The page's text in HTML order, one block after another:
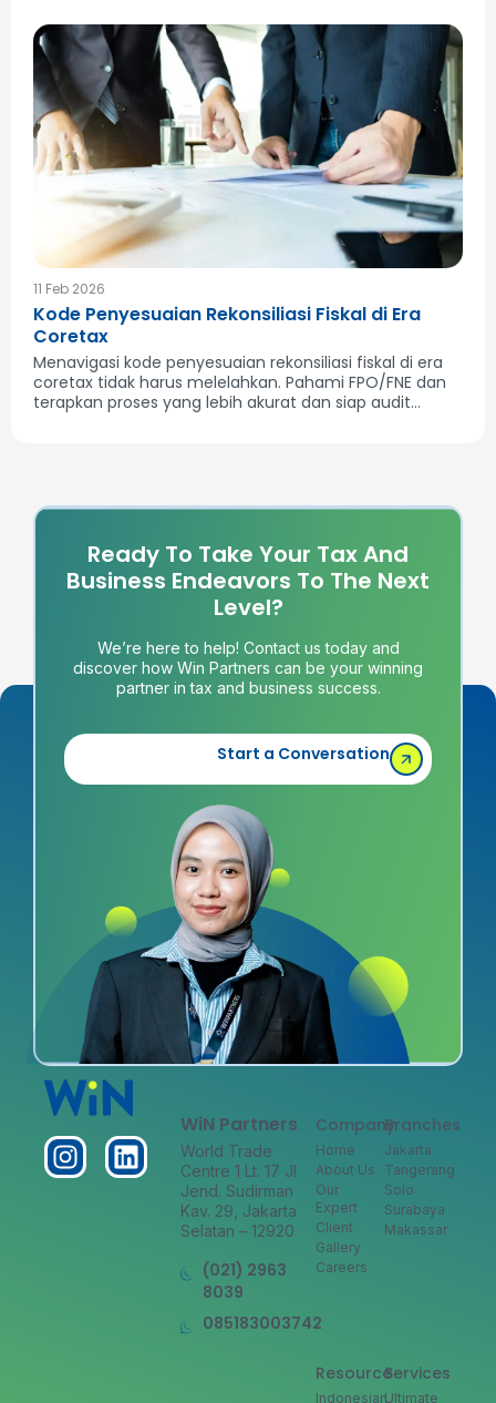
11 Feb 2026
Kode Penyesuaian Rekonsiliasi Fiskal di Era
Coretax
Menavigasi kode penyesuaian rekonsiliasi fiskal di era
coretax tidak harus melelahkan. Pahami FPO/FNE dan
terapkan proses yang lebih akurat dan siap audit...
Ready To Take Your Tax And
Business Endeavors To The Next
Level?
We’re here to help! Contact us today and
discover how Win Partners can be your winning
partner in tax and business success.
Start a Conversation
WiN Partners
World Trade
Centre 1 Lt. 17 Jl
Jend. Sudirman
Kav. 29, Jakarta
Selatan – 12920
(021) 2963
8039
085183003742
Company
Home
About Us
Our
Expert
Client
Gallery
Careers
Services
Ultimate
Branches
Jakarta
Tangerang
Solo
Surabaya
Makassar
Resource
Indonesian